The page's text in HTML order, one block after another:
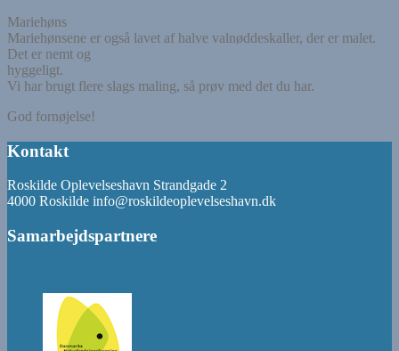
Mariehøns
Mariehønsene er også lavet af halve valnøddeskaller, der er malet.
Det er nemt og
hyggeligt.
Vi har brugt flere slags maling, så prøv med det du har.
God fornøjelse!
Kontakt
Roskilde Oplevelseshavn Strandgade 2
4000 Roskilde info@roskildeoplevelseshavn.dk
Samarbejdspartnere